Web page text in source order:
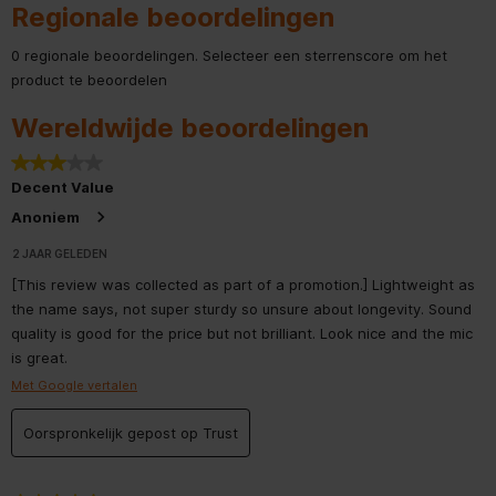
Diameter van de luidspreker 5 cm
Draagwijze Hoofdband
Kleur kabel
Aanbevolen gebruik
Volumeregeling
Kleurnaam Brilliant Blue
Verstelbare hoofdband
Code geharmoniseerd
systeem (HS)
Regionale beoordelingen
0 regionale beoordelingen. Selecteer een sterrenscore om het
product te beoordelen
Wereldwijde beoordelingen
3 van 5 sterren.
Decent Value
Anoniem
2 JAAR GELEDEN
[This review was collected as part of a promotion.] Lightweight as
the name says, not super sturdy so unsure about longevity. Sound
quality is good for the price but not brilliant. Look nice and the mic
is great.
Met Google vertalen
Oorspronkelijk gepost op Trust